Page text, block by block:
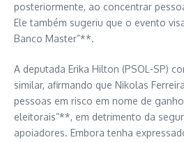
posteriormente, ao concentrar
Ele também sugeriu que o evento
Banco Master”**.
A deputada Erika Hilton (PSOL-SP)
similar, afirmando que Nikolas
pessoas em risco em nome de
eleitorais”**, em detrimento da
apoiadores. Embora tenha